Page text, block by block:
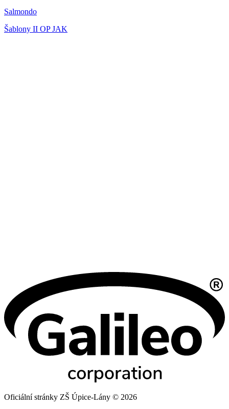
Salmondo
Šablony II OP JAK
Oficiální stránky ZŠ Úpice-Lány © 2026